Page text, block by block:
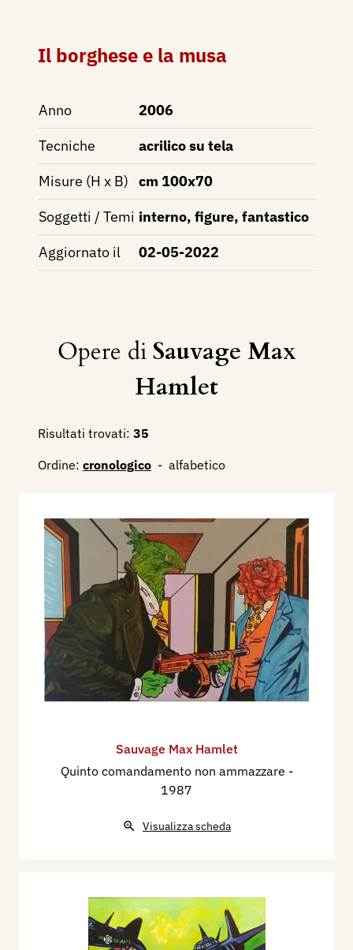
Il borghese e la musa
Anno
2006
Tecniche
acrilico su tela
Misure (H x B)
cm 100x70
Soggetti / Temi interno, figure, fantastico
Aggiornato il
02-05-2022
Opere diSauvage Max
Hamlet
Risultati trovati: 35
Ordine: cronologico - alfabetico
Sauvage Max Hamlet
Quinto comandamento non ammazzare -
1987
Visualizza scheda